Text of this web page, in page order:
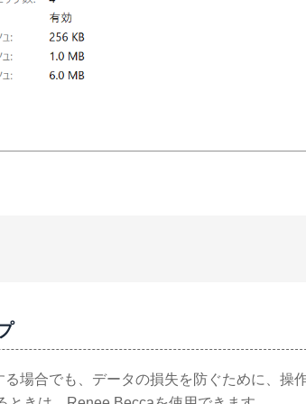
場合でも、データの損失を防ぐために、操